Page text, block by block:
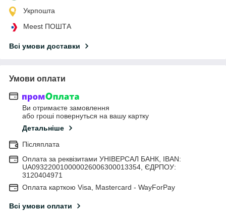
Укрпошта
Meest ПОШТА
Всі умови доставки
Умови оплати
Ви отримаєте замовлення
або гроші повернуться на вашу картку
Детальніше
Післяплата
Оплата за реквізитами УНІВЕРСАЛ БАНК, IBAN:
UA093220010000026006300013354, ЄДРПОУ:
3120404971
Оплата карткою Visa, Mastercard - WayForPay
Всі умови оплати